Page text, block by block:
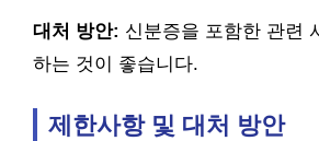
대처 방안: 신분증을 포함한 관련
하는 것이 좋습니다.
제한사항 및 대처 방안